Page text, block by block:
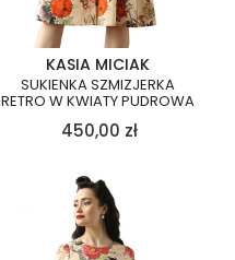
KASIA MICIAK
SUKIENKA SZMIZJERKA
RETRO W KWIATY PUDROWA
450,00 zł